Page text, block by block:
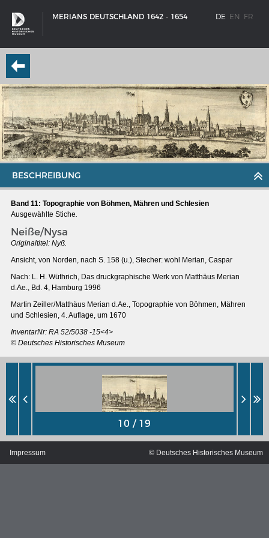
MERIANS DEUTSCHLAND 1642 - 1654 DE EN FR
SCHIFFSTYPEN
BESCHREIBUNG
Band 11: Topographie von Böhmen, Mähren und Schlesien
Ausgewählte Stiche.
Neiße/Nysa
Originaltitel: Nyß.
Ansicht, von Norden, nach S. 158 (u.), Stecher: wohl Merian, Caspar
Nach: L. H. Wüthrich, Das druckgraphische Werk von Matthäus Merian
d.Ae., Bd. 4, Hamburg 1996
Martin Zeiller/Matthäus Merian d.Ae., Topographie von Böhmen, Mähren
und Schlesien, 4. Auflage, um 1670
InventarNr: RA 52/5038 -15<4>
© Deutsches Historisches Museum
Impressum © Deutsches Historisches Museum